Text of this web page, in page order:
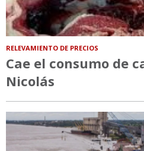
RELEVAMIENTO DE PRECIOS
Cae el consumo de
Nicolás